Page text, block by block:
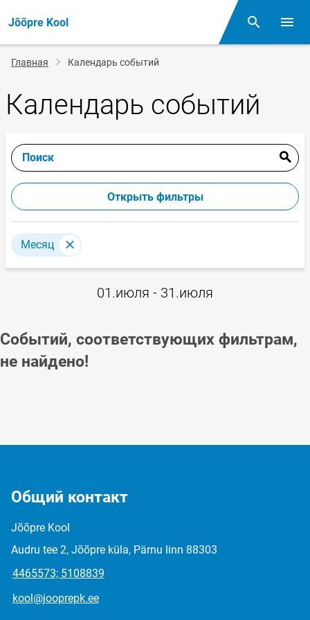
Jõõpre Kool Поиск
Строка
навигации
Главная Календарь событий
Календарь событий
Поиск
Открыть фильтры
Месяц
01.июля - 31.июля
Событий, соответствующих фильтрам,
не найдено!
Общий контакт
Jõõpre Kool
Audru tee 2, Jõõpre küla, Pärnu linn 88303
4465573; 5108839
kool@jooprepk.ee